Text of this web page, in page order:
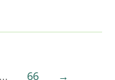
… 66 →